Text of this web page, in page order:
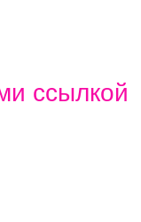
ссылкой